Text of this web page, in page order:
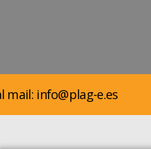
info@plag-e.es